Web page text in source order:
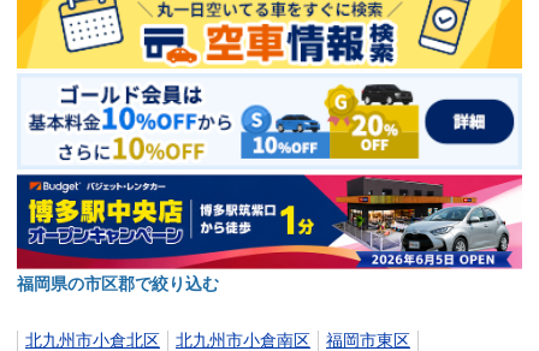
福岡県の市区郡で絞り込む
北九州市小倉北区 北九州市小倉南区
福岡市東区